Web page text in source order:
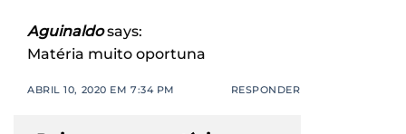
Aguinaldo says:
Matéria muito oportuna
ABRIL 10, 2020 EM 7:34 PM RESPONDER